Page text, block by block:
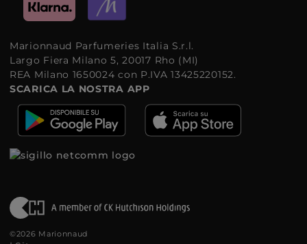
Marionnaud Parfumeries Italia S.r.l.
Largo Fiera Milano 5, 20017 Rho (MI)
REA Milano 1650024 con P.IVA 13425220152.
SCARICA LA NOSTRA APP
©2026 Marionnaud